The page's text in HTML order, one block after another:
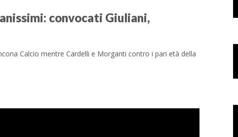
convocati Giuliani,
Calcio mentre Cardelli e Morganti contro i pari età della